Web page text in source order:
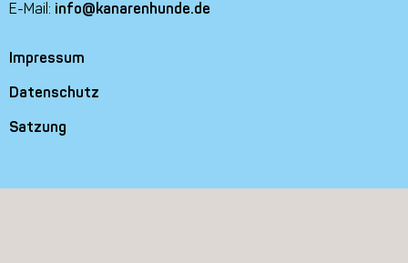
E-Mail: info@kanarenhunde.de
Impressum
Datenschutz
Satzung